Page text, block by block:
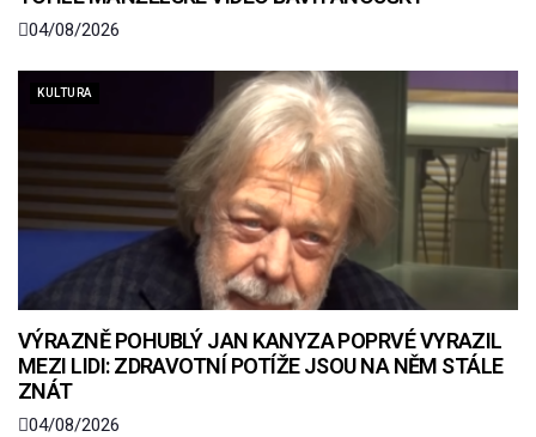
04/08/2026
KULTURA
VÝRAZNĚ POHUBLÝ JAN KANYZA POPRVÉ VYRAZIL
MEZI LIDI: ZDRAVOTNÍ POTÍŽE JSOU NA NĚM STÁLE
ZNÁT
04/08/2026